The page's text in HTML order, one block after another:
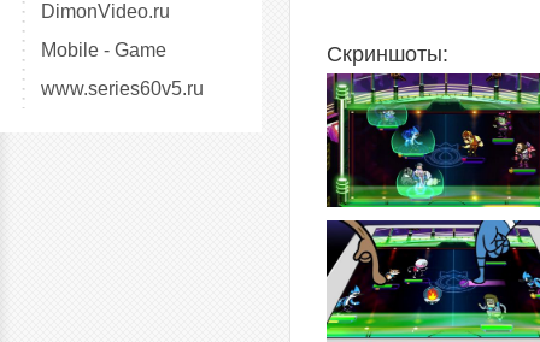
DimonVideo.ru
Mobile - Game
www.series60v5.ru
Скриншоты: